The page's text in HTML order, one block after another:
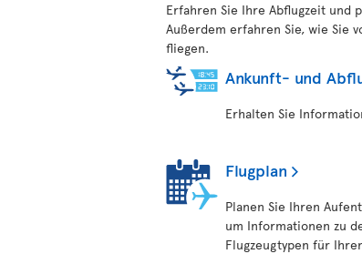
Erfahren Sie Ihre Abflugzeit und
Außerdem erfahren Sie, wie Sie
fliegen.
Ankunft- und
Erhalten Sie
Flugplan
Planen Sie Ihren
um Informationen zu
Flugzeugtypen für